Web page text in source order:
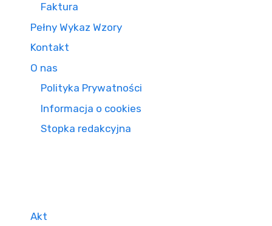
Faktura
Pełny Wykaz Wzory
Kontakt
O nas
Polityka Prywatności
Informacja o cookies
Stopka redakcyjna
Akt